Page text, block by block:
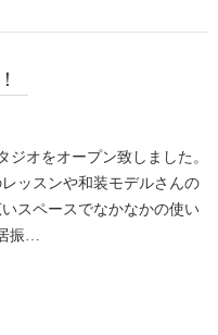
ジオをオープン致しました。
ッスンや和装モデルさんの
スペースでなかなかの使い
振…